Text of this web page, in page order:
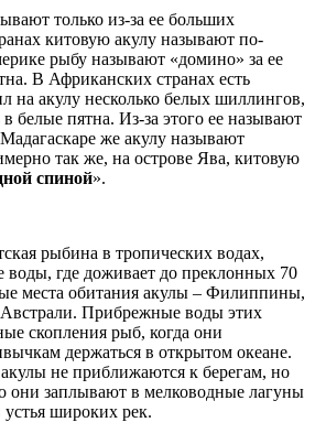
только из-за ее больших
китовую акулу называют по-
рыбу называют «домино» за ее
В Африканских странах есть
на акулу несколько белых шиллингов,
белые пятна. Из-за этого ее называют
же акулу называют
так же, на острове Ява, китовую
спиной».
рыбина в тропических водах,
воды, где доживает до преклонных 70
места обитания акулы – Филиппины,
Прибрежные воды этих
скопления рыб, когда они
держаться в открытом океане.
не приближаются к берегам, но
они заплывают в мелководные лагуны
широких рек.